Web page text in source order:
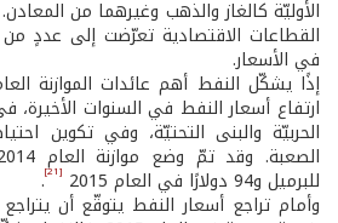
الأوليّة كالغاز والذهب وغيرهما من
القطاعات الاقتصادية تعرّضت إلى عددٍ من
في الأسعار.
إذًا يشكّل النفط أهم عائدات الموازنة
ارتفاع أسعار النفط في السنوات الأخيرة،
الحربيّة والبنى التحتيّة، وفي تكوين
للبرميل و94 دولارًا في العام 2015 [21]
.
وأمام تراجع أسعار النفط يتوقّع أن